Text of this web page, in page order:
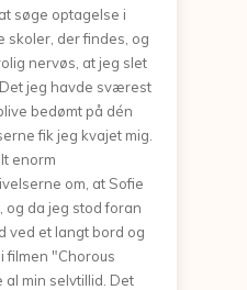
søge optagelse i
skoler, der findes, og
nervøs, at jeg slet
jeg havde sværest
bedømt på dén
fik jeg kvajet mig.
enorm
om, at Sofie
og da jeg stod foran
ved et langt bord og
filmen "Chorous
al min selvtillid. Det